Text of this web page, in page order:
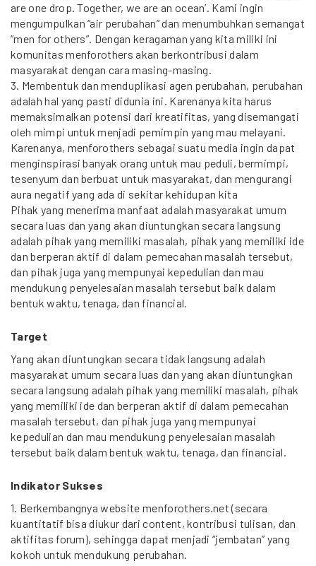
are one drop. Together, we are an ocean’. Kami ingin
mengumpulkan “air perubahan” dan menumbuhkan semangat
“men for others”. Dengan keragaman yang kita miliki ini
komunitas menforothers akan berkontribusi dalam
masyarakat dengan cara masing-masing.
3. Membentuk dan menduplikasi agen perubahan, perubahan
adalah hal yang pasti didunia ini. Karenanya kita harus
memaksimalkan potensi dari kreatifitas, yang disemangati
oleh mimpi untuk menjadi pemimpin yang mau melayani.
Karenanya, menforothers sebagai suatu media ingin dapat
menginspirasi banyak orang untuk mau peduli, bermimpi,
tesenyum dan berbuat untuk masyarakat, dan mengurangi
aura negatif yang ada di sekitar kehidupan kita
Pihak yang menerima manfaat adalah masyarakat umum
secara luas dan yang akan diuntungkan secara langsung
adalah pihak yang memiliki masalah, pihak yang memiliki ide
dan berperan aktif di dalam pemecahan masalah tersebut,
dan pihak juga yang mempunyai kepedulian dan mau
mendukung penyelesaian masalah tersebut baik dalam
bentuk waktu, tenaga, dan financial.
Target
Yang akan diuntungkan secara tidak langsung adalah
masyarakat umum secara luas dan yang akan diuntungkan
secara langsung adalah pihak yang memiliki masalah, pihak
yang memiliki ide dan berperan aktif di dalam pemecahan
masalah tersebut, dan pihak juga yang mempunyai
kepedulian dan mau mendukung penyelesaian masalah
tersebut baik dalam bentuk waktu, tenaga, dan financial.
Indikator Sukses
1. Berkembangnya website menforothers.net (secara
kuantitatif bisa diukur dari content, kontribusi tulisan, dan
aktifitas forum), sehingga dapat menjadi “jembatan” yang
kokoh untuk mendukung perubahan.